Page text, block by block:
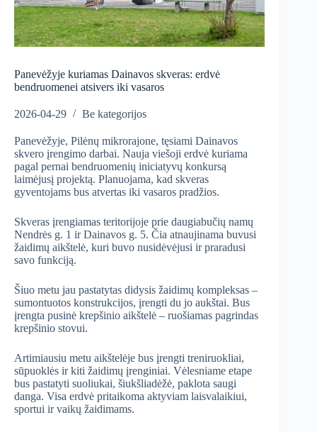
Panevėžyje kuriamas Dainavos skveras: erdvė
bendruomenei atsivers iki vasaros
2026-04-29 Be kategorijos
Panevėžyje, Pilėnų mikrorajone, tęsiami Dainavos
skvero įrengimo darbai. Nauja viešoji erdvė kuriama
pagal pernai bendruomenių iniciatyvų konkursą
laimėjusį projektą. Planuojama, kad skveras
gyventojams bus atvertas iki vasaros pradžios.
Skveras įrengiamas teritorijoje prie daugiabučių namų
Nendrės g. 1 ir Dainavos g. 5. Čia atnaujinama buvusi
žaidimų aikštelė, kuri buvo nusidėvėjusi ir praradusi
savo funkciją.
Šiuo metu jau pastatytas didysis žaidimų kompleksas –
sumontuotos konstrukcijos, įrengti du jo aukštai. Bus
įrengta pusinė krepšinio aikštelė – ruošiamas pagrindas
krepšinio stovui.
Artimiausiu metu aikštelėje bus įrengti treniruokliai,
sūpuoklės ir kiti žaidimų įrenginiai. Vėlesniame etape
bus pastatyti suoliukai, šiukšliadėžė, paklota saugi
danga. Visa erdvė pritaikoma aktyviam laisvalaikiui,
sportui ir vaikų žaidimams.